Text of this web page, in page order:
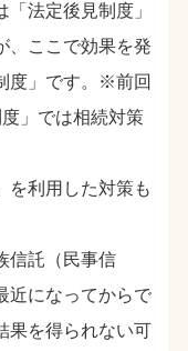
法定後見制度」
、ここで効果を発
度」です。※前回
」では相続対策
を利用した対策も
信託（民事信
近になってからで
果を得られない可